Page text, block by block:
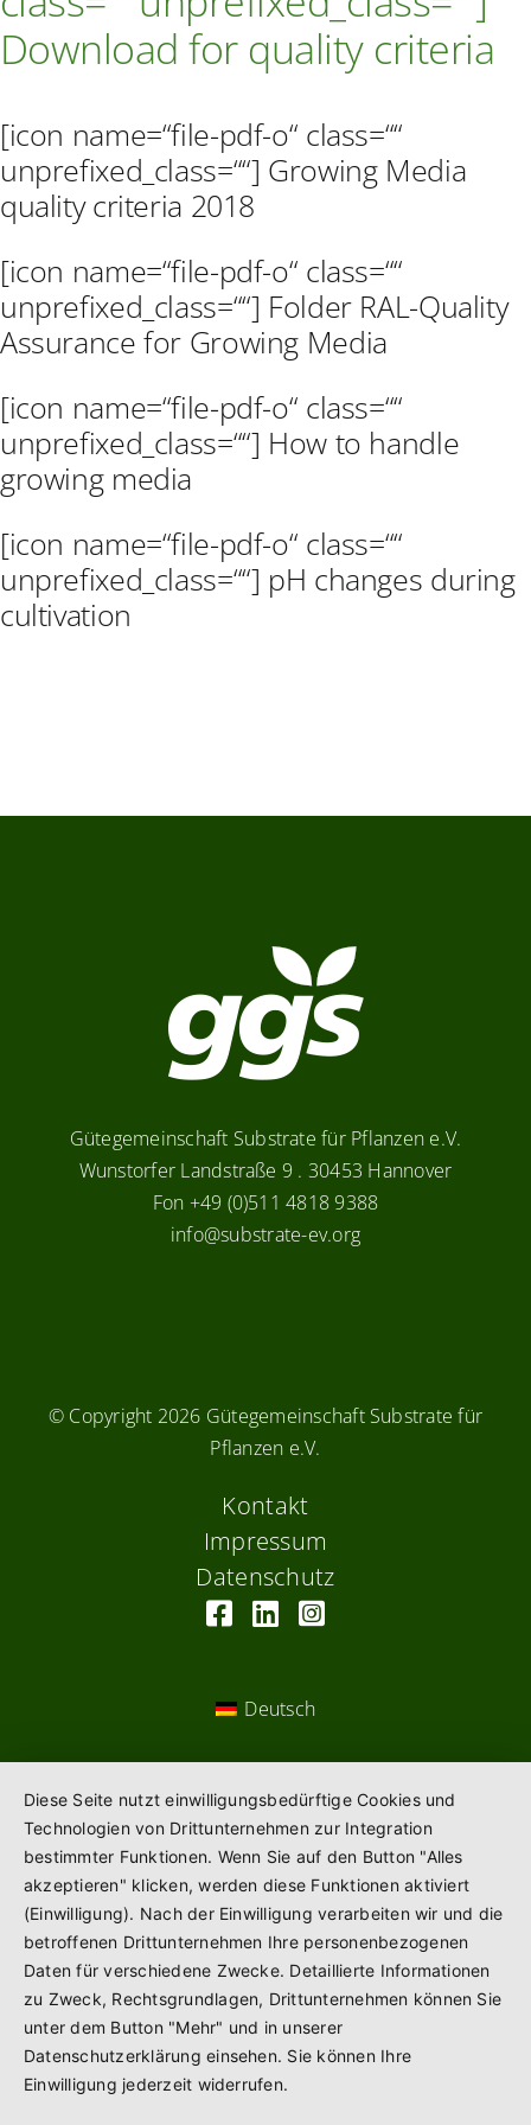
Ausschreibungen
Downloadfor quality criteria
[icon name=“file-pdf-o“ class=““
unprefixed_class=““] Growing Media
quality criteria 2018
[icon name=“file-pdf-o“ class=““
unprefixed_class=““] Folder RAL-Quality
Assurance for Growing Media
[icon name=“file-pdf-o“ class=““
unprefixed_class=““] How to handle
growing media
[icon name=“file-pdf-o“ class=““
unprefixed_class=““] pH changes during
cultivation
Gütegemeinschaft Substrate für Pflanzen e.V.
Wunstorfer Landstraße 9 . 30453 Hannover
Fon +49 (0)511 4818 9388
info@substrate-ev.org
© Copyright 2026 Gütegemeinschaft Substrate für
Pflanzen e.V.
Kontakt
Impressum
Datenschutz
Deutsch
Diese Seite nutzt einwilligungsbedürftige Cookies und
Technologien von Drittunternehmen zur Integration
bestimmter Funktionen. Wenn Sie auf den Button "Alles
akzeptieren" klicken, werden diese Funktionen aktiviert
(Einwilligung). Nach der Einwilligung verarbeiten wir und die
betroffenen Drittunternehmen Ihre personenbezogenen
Daten für verschiedene Zwecke. Detaillierte Informationen
zu Zweck, Rechtsgrundlagen, Drittunternehmen können Sie
unter dem Button "Mehr" und in unserer
Datenschutzerklärung einsehen. Sie können Ihre
Einwilligung jederzeit widerrufen.